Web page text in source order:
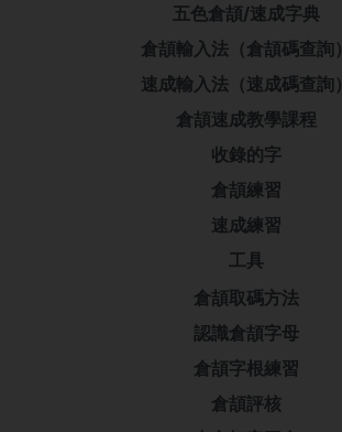
五色倉頡/速成字典
倉頡輸入法（倉頡碼查詢）
速成輸入法（速成碼查詢）
倉頡速成教學課程
收錄的字
倉頡練習
速成練習
工具
倉頡取碼方法
認識倉頡字母
倉頡字根練習
倉頡評核